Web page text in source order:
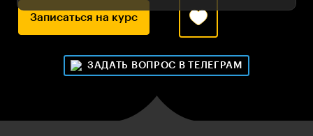
Записаться на курс
ЗАДАТЬ ВОПРОС В ТЕЛЕГРАМ